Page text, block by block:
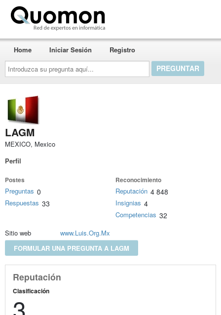
Introduzca
su
pregunta
aquí...
Home Iniciar Sesión Registro
LAGM
MEXICO, Mexico
Perfil
Postes
Preguntas 0
Respuestas 33
Reconocimiento
Reputación 4 848
Insignias 4
Competencias 32
Sitio web
www.Luis.Org.Mx
FORMULAR UNA PREGUNTA A LAGM
Reputación
Clasificación